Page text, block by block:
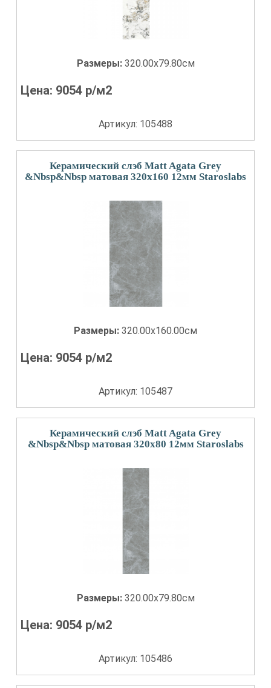
Размеры: 320.00x79.80см
Цена: 9054 р/м2
Артикул: 105488
Керамический слэб Matt Agata Grey
&Nbsp&Nbsp матовая 320x160 12мм Staroslabs
Размеры: 320.00x160.00см
Цена: 9054 р/м2
Артикул: 105487
Керамический слэб Matt Agata Grey
&Nbsp&Nbsp матовая 320x80 12мм Staroslabs
Размеры: 320.00x79.80см
Цена: 9054 р/м2
Артикул: 105486